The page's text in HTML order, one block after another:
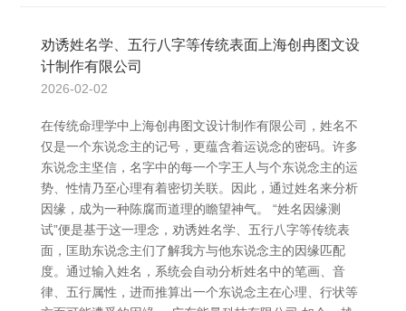
劝诱姓名学、五行八字等传统表面上海创冉图文设
计制作有限公司
2026-02-02
在传统命理学中上海创冉图文设计制作有限公司，姓名不
仅是一个东说念主的记号，更蕴含着运说念的密码。许多
东说念主坚信，名字中的每一个字王人与个东说念主的运
势、性情乃至心理有着密切关联。因此，通过姓名来分析
因缘，成为一种陈腐而道理的瞻望神气。 “姓名因缘测
试”便是基于这一理念，劝诱姓名学、五行八字等传统表
面，匡助东说念主们了解我方与他东说念主的因缘匹配
度。通过输入姓名，系统会自动分析姓名中的笔画、音
律、五行属性，进而推算出一个东说念主在心理、行状等